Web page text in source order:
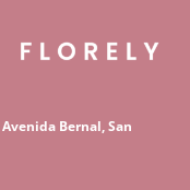
Avenida Bernal, San